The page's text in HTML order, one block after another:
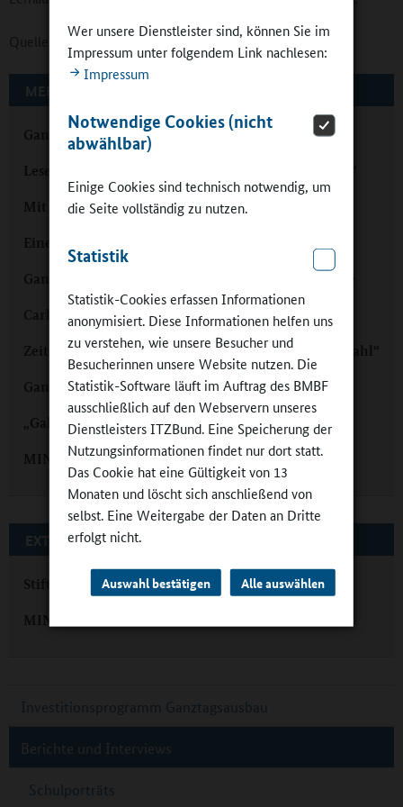
Wer unsere Dienstleister sind, können Sie im
Impressum unter folgendem Link nachlesen:
Impressum
Notwendige Cookies (nicht
abwählbar)
Einige Cookies sind technisch notwendig, um
die Seite vollständig zu nutzen.
Statistik
Statistik-Cookies erfassen Informationen
anonymisiert. Diese Informationen helfen uns
zu verstehen, wie unsere Besucher und
Besucherinnen unsere Website nutzen. Die
Statistik-Software läuft im Auftrag des BMBF
ausschließlich auf den Webservern unseres
Dienstleisters ITZBund. Eine Speicherung der
Nutzungsinformationen findet nur dort statt.
Das Cookie hat eine Gültigkeit von 13
Monaten und löscht sich anschließend von
selbst. Eine Weitergabe der Daten an Dritte
erfolgt nicht.
Auswahl bestätigen Alle auswählen
Quelle: Stiftung Kinder forschen
MEHR ZUM THEMA AUF GANZTAGSSCHULEN.ORG
Ganztags forschen am eigenen MINT-Projekt
Lesen im Ganztag: „Die Bibliothek als Ort ist hybrid“
Mit Freu(n)den im Ganztag lesen
Eine Barmbeker Ganztagsgrundschule wird stark
Ganztags anregungsreich: James-Krüss-Grundschule
Carl-Zeiss-Gymnasium Jena: MINT den ganzen Tag
Zeit für Physik im Ganztag: „24 Tage sind eine gute Zahl“
Ganztags im Technikmuseum: kids.digilab.berlin
„Galileo“-Tag und -Nacht in der Ganztagsschule
MINT im Ganztag: "Man muss zeitig ansetzen"
EXTERNE LINKS
Stiftung Lesen
MINT-freundliche Schule
Investitionsprogramm Ganztagsausbau
Berichte und Interviews
Schulporträts